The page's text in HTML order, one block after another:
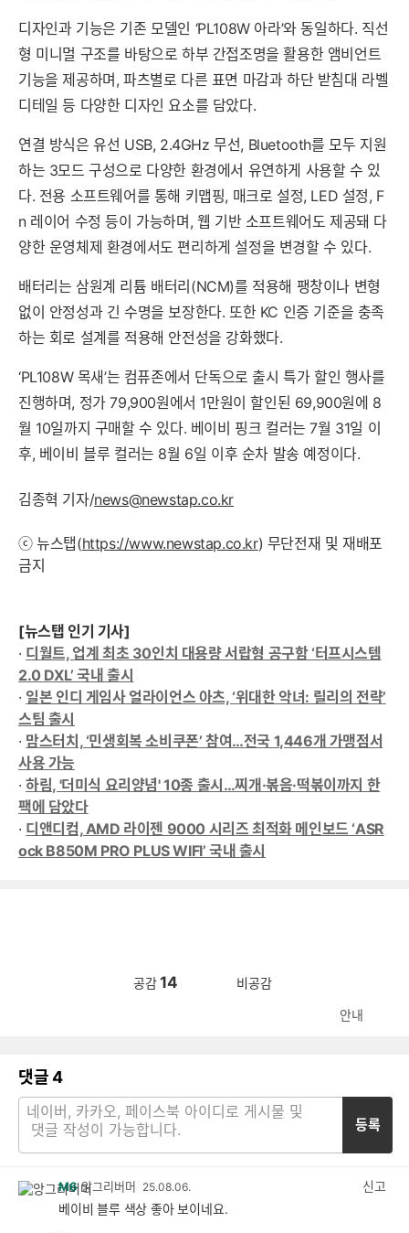
디자인과 기능은 기존 모델인 ‘PL108W 아라’와 동일하다. 직선
형 미니멀 구조를 바탕으로 하부 간접조명을 활용한 앰비언트
기능을 제공하며, 파츠별로 다른 표면 마감과 하단 받침대 라벨
디테일 등 다양한 디자인 요소를 담았다.
연결 방식은 유선 USB, 2.4GHz 무선, Bluetooth를 모두 지원
하는 3모드 구성으로 다양한 환경에서 유연하게 사용할 수 있
다. 전용 소프트웨어를 통해 키맵핑, 매크로 설정, LED 설정, F
n 레이어 수정 등이 가능하며, 웹 기반 소프트웨어도 제공돼 다
양한 운영체제 환경에서도 편리하게 설정을 변경할 수 있다.
배터리는 삼원계 리튬 배터리(NCM)를 적용해 팽창이나 변형
없이 안정성과 긴 수명을 보장한다. 또한 KC 인증 기준을 충족
하는 회로 설계를 적용해 안전성을 강화했다.
‘PL108W 목새’는 컴퓨존에서 단독으로 출시 특가 할인 행사를
진행하며, 정가 79,900원에서 1만원이 할인된 69,900원에 8
월 10일까지 구매할 수 있다. 베이비 핑크 컬러는 7월 31일 이
후, 베이비 블루 컬러는 8월 6일 이후 순차 발송 예정이다.
김종혁 기자/news@newstap.co.kr
ⓒ 뉴스탭(https://www.newstap.co.kr) 무단전재 및 재배포
금지
[뉴스탭 인기 기사]
· 디월트, 업계 최초 30인치 대용량 서랍형 공구함 ‘터프시스템
2.0 DXL’ 국내 출시
· 일본 인디 게임사 얼라이언스 아츠, ‘위대한 악녀: 릴리의 전략’
스팀 출시
· 맘스터치, ‘민생회복 소비쿠폰’ 참여…전국 1,446개 가맹점서
사용 가능
·하림, '더미식 요리양념' 10종 출시…찌개·볶음·떡볶이까지 한
팩에 담았다
· 디앤디컴, AMD 라이젠 9000 시리즈 최적화 메인보드 ‘ASR
ock B850M PRO PLUS WIFI’ 국내 출시
공감 14 비공감
안내
댓글4
등록
M6 앙그리버머 25.08.06.
신고
베이비 블루 색상 좋아 보이네요.